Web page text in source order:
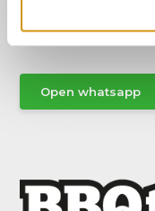
Vraag het een van
Stuur gemakkelijk een
Open whatsapp